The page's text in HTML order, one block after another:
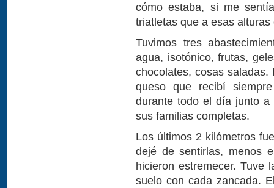
cómo estaba, si me
triatletas que a esas
Tuvimos tres
agua, isotónico, frutas,
chocolates, cosas
queso que recibí
durante todo el día junto
sus familias completas.
Los últimos 2 kilómetros
dejé de sentirlas, menos
hicieron estremecer. Tuve
suelo con cada zancada.